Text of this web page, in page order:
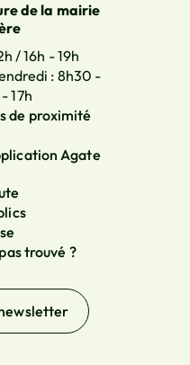
de la mairie
/ 16h - 19h
: 8h30 -
17h
de proximité
Agate
trouvé ?